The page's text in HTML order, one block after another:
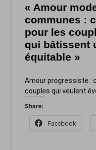
« Amour
communes :
pour les
qui bâtissent
équitable »
Amour progressiste :
couples qui veulent
Share:
Facebook